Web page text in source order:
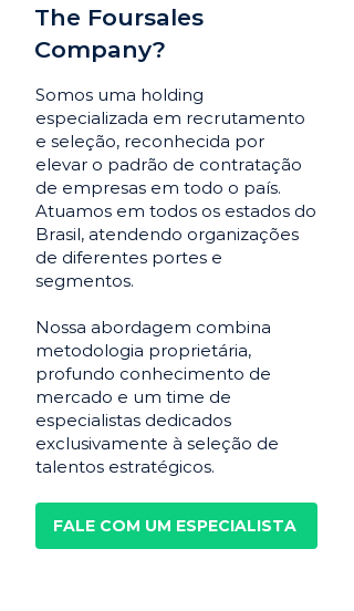
The Foursales
Company?
Somos uma holding
especializada em recrutamento
e seleção, reconhecida por
elevar o padrão de contratação
de empresas em todo o país.
Atuamos em todos os estados do
Brasil, atendendo organizações
de diferentes portes e
segmentos.
Nossa abordagem combina
metodologia proprietária,
profundo conhecimento de
mercado e um time de
especialistas dedicados
exclusivamente à seleção de
talentos estratégicos.
FALE COM UM ESPECIALISTA